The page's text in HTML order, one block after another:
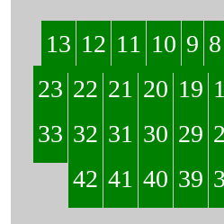
9
10
11
12
13
19
20
21
22
23
29
30
31
32
33
39
40
41
42